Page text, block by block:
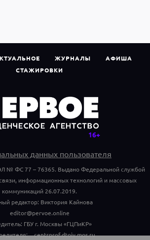
ЖУРНАЛЫ
АФИША
СТАЖИРОВКИ
данных пользователя
№ ФС 77 – 76365. Выдано Федеральной службой
информационных технологий и массовых
коммуникаций 26.07.2019.
редактор: Виктория Кайнова
editor@pervoe.online
ГБУ г. Москвы «ГЦПиКР»
centrprof.dtoiv.mos.ru